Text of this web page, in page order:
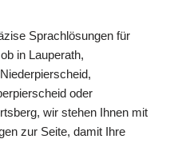
Sprachlösungen für
in Lauperath,
oder
wir stehen Ihnen mit
zur Seite, damit Ihre